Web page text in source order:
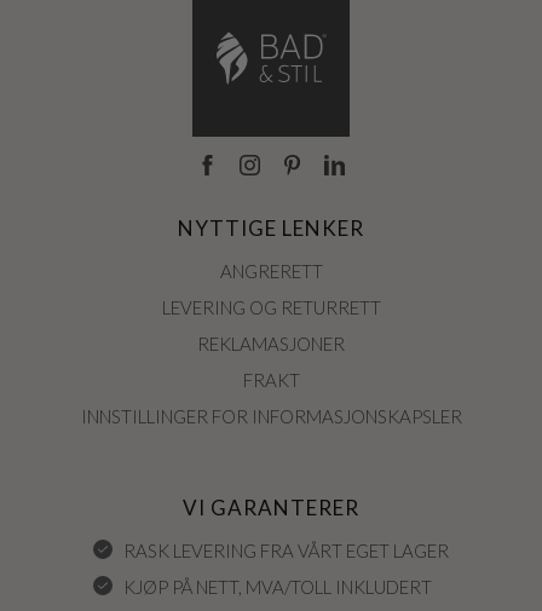
NYTTIGE LENKER
ANGRERETT
LEVERING OG RETURRETT
REKLAMASJONER
FRAKT
INNSTILLINGER FOR INFORMASJONSKAPSLER
VI GARANTERER
RASK LEVERING FRA VÅRT EGET LAGER
KJØP PÅ NETT, MVA/TOLL INKLUDERT